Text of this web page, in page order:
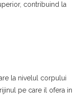
contribuind la
la nivelul corpului
pe care il ofera in